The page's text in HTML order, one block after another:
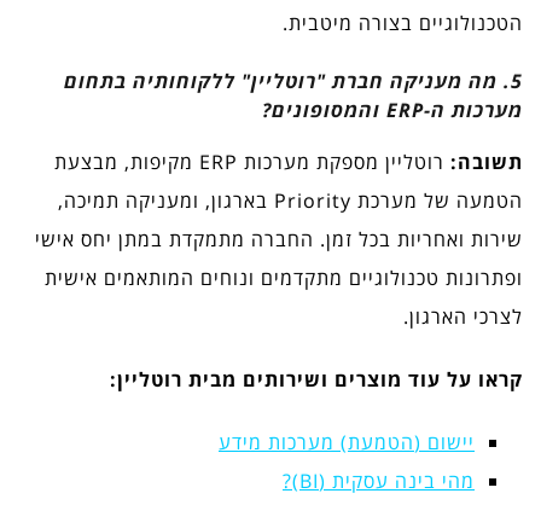
הטכנולוגיים בצורה מיטבית.
5. מה מעניקה חברת "רוטליין" ללקוחותיה בתחום
מערכות ה-ERP והמסופונים?
תשובה:
רוטליין מספקת מערכות ERP מקיפות, מבצעת
הטמעה של מערכת Priority בארגון, ומעניקה תמיכה,
שירות ואחריות בכל זמן. החברה מתמקדת במתן יחס אישי
ופתרונות טכנולוגיים מתקדמים ונוחים המותאמים אישית
לצרכי הארגון.
קראו על עוד מוצרים ושירותים מבית רוטליין:
יישום (הטמעת) מערכות מידע
מהי בינה עסקית (BI)?